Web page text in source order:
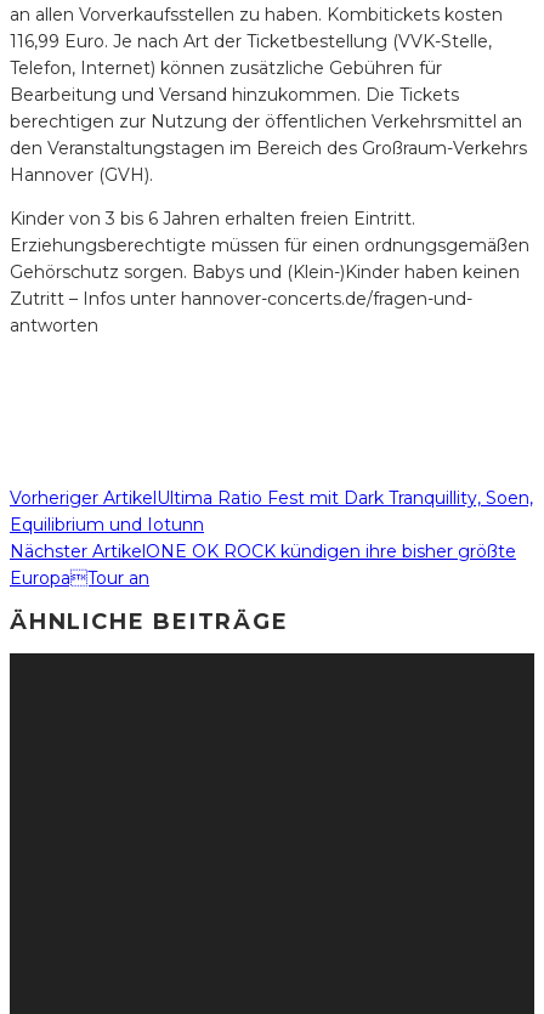
an allen Vorverkaufsstellen zu haben. Kombitickets kosten
116,99 Euro. Je nach Art der Ticketbestellung (VVK-Stelle,
Telefon, Internet) können zusätzliche Gebühren für
Bearbeitung und Versand hinzukommen. Die Tickets
berechtigen zur Nutzung der öffentlichen Verkehrsmittel an
den Veranstaltungstagen im Bereich des Großraum-Verkehrs
Hannover (GVH).
Kinder von 3 bis 6 Jahren erhalten freien Eintritt.
Erziehungsberechtigte müssen für einen ordnungsgemäßen
Gehörschutz sorgen. Babys und (Klein-)Kinder haben keinen
Zutritt – Infos unter hannover-concerts.de/fragen-und-
antworten
Vorheriger ArtikelUltima Ratio Fest mit Dark Tranquillity, Soen,
Equilibrium und Iotunn
Nächster ArtikelONE OK ROCK kündigen ihre bisher größte
EuropaTour an
ÄHNLICHE BEITRÄGE